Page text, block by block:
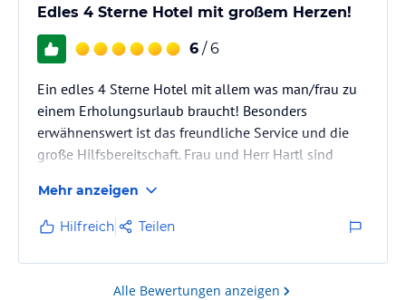
Edles 4 Sterne Hotel mit großem Herzen!
6 / 6
Ein edles 4 Sterne Hotel mit allem was man/frau zu
einem Erholungsurlaub braucht! Besonders
erwähnenswert ist das freundliche Service und die
große Hilfsbereitschaft. Frau und Herr Hartl sind
Wir haben uns ab dem ersten Moment wohl und
herzkich willkommen gefühlt!
Mehr anzeigen
Hilfreich Teilen
Alle Bewertungen anzeigen